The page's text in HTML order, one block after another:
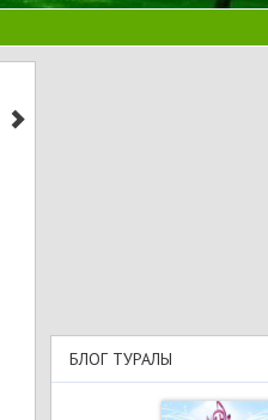
БЛОГ ТУРАЛЫ